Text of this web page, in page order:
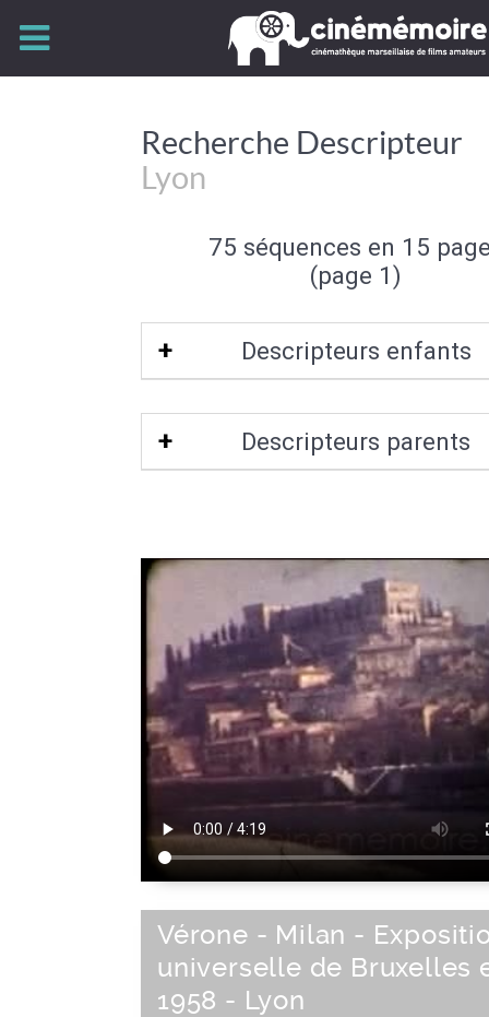
Recherche Descripteur
Lyon
75 séquences en 15
(page 1)
Descripteurs enfants
Place Bellecour|Place des Terreaux|
Tête d'Or
Descripteurs parents
Européenne|Europe
Vérone - Milan -
universelle de Bruxelles
1958 - Lyon